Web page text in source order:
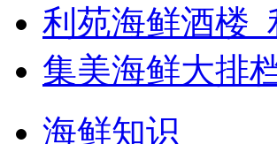
利苑海鲜酒楼
集美海鲜大排
海鲜知识